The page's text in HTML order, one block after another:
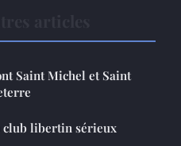
Saint Michel et Saint
club libertin sérieux